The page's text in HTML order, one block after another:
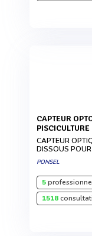
CAPTEUR OPTOD PLASTIQUE- OXYGÈNE
PISCICULTURE
CAPTEUR
DISSOUS
PONSEL
5
1518